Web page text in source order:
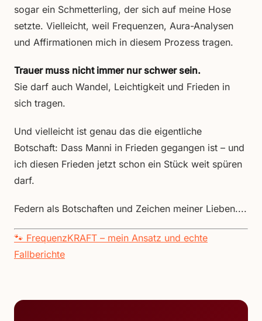
sogar ein Schmetterling, der sich auf meine Hose
setzte. Vielleicht, weil Frequenzen, Aura-Analysen
und Affirmationen mich in diesem Prozess tragen.
Trauer muss nicht immer nur schwer sein.
Sie darf auch Wandel, Leichtigkeit und Frieden in
sich tragen.
Und vielleicht ist genau das die eigentliche
Botschaft: Dass Manni in Frieden gegangen ist – und
ich diesen Frieden jetzt schon ein Stück weit spüren
darf.
Federn als Botschaften und Zeichen meiner Lieben....
🐾 FrequenzKRAFT – mein Ansatz und echte
Fallberichte